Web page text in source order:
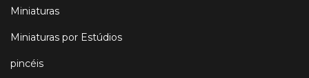
Miniaturas
Miniaturas por Estúdios
pincéis